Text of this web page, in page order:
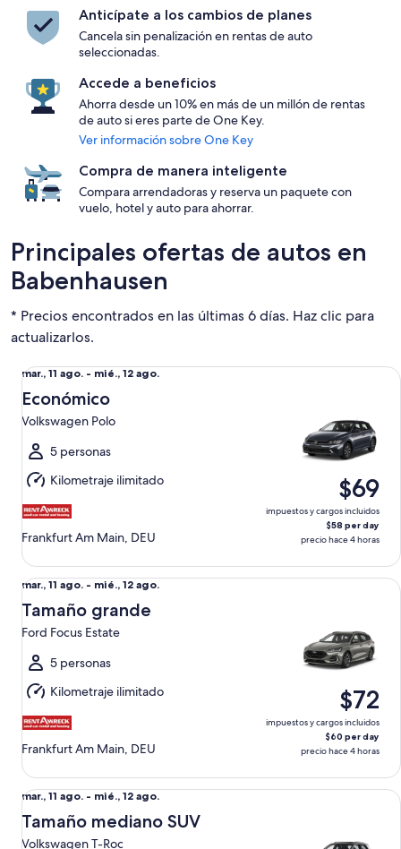
Anticípate a los cambios de planes
Cancela sin penalización en rentas de auto
seleccionadas.
Accede a beneficios
Ahorra desde un 10% en más de un millón de rentas
de auto si eres parte de One Key.
Ver información sobre One Key
Compra de manera inteligente
Compara arrendadoras y reserva un paquete con
vuelo, hotel y auto para ahorrar.
Principales ofertas de autos en
Babenhausen
* Precios encontrados en las últimas 6 días. Haz clic para
actualizarlos.
Del
mar.,
11
ago.
al
mié.,
12
ago.
mar., 11 ago. - mié., 12 ago.
Económico
Volkswagen Polo
5 personas
Kilometraje ilimitado
Frankfurt Am Main, DEU
$69
impuestos y cargos incluidos
$58 per day
precio hace 4 horas
Económico Volkswagen Polo
Del
mar.,
11
ago.
al
mié.,
12
ago.
mar., 11 ago. - mié., 12 ago.
Tamaño grande
Ford Focus Estate
5 personas
Kilometraje ilimitado
Frankfurt Am Main, DEU
$72
impuestos y cargos incluidos
$60 per day
precio hace 4 horas
Tamaño grande Ford Focus Estate
Del
mar.,
11
mar., 11 ago. - mié., 12 ago.
Tamaño mediano SUV
Volkswagen T-Roc
Tamaño mediano SUV Volkswagen T-Roc